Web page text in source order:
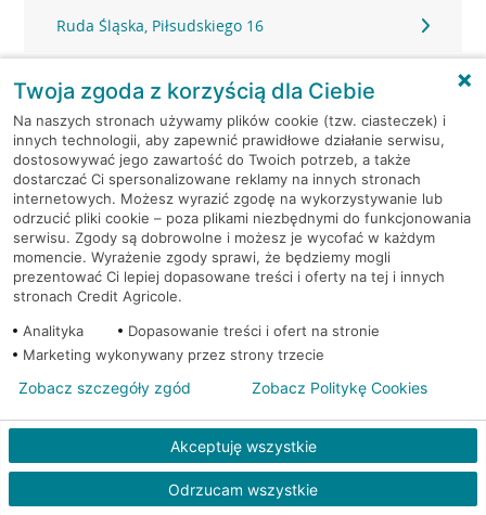
Ruda Śląska, Piłsudskiego 16
Ruda Śląska, Piotra Niedurnego 40
Ruda Śląska, Podlas 32
Ruda Śląska, Radoszowska 179
Ruda Śląska, Solidarności 20j
Ruda Śląska, ul. Niedurnego 41
Ruda Śląska, ul. Niedurnego 41
Ruda Śląska, Wolności 4
Ruda Śląska, Zabrzańska 65
Ruda Śląska, Zamenhofa 5
Twoja zgoda z korzyścią dla Ciebie
Na naszych stronach używamy plików cookie (tzw. ciasteczek) i
innych technologii, aby zapewnić prawidłowe działanie serwisu,
dostosowywać jego zawartość do Twoich potrzeb, a także
dostarczać Ci spersonalizowane reklamy na innych stronach
internetowych. Możesz wyrazić zgodę na wykorzystywanie lub
odrzucić pliki cookie – poza plikami niezbędnymi do funkcjonowania
serwisu. Zgody są dobrowolne i możesz je wycofać w każdym
momencie. Wyrażenie zgody sprawi, że będziemy mogli
prezentować Ci lepiej dopasowane treści i oferty na tej i innych
stronach Credit Agricole.
Analityka
Dopasowanie treści i ofert na stronie
Marketing wykonywany przez strony trzecie
Akceptuję wszystkie
Odrzucam wszystkie
Zobacz szczegóły zgód Zobacz Politykę Cookies